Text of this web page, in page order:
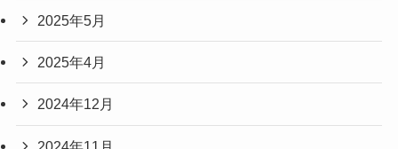
2025年5月
2025年4月
2024年12月